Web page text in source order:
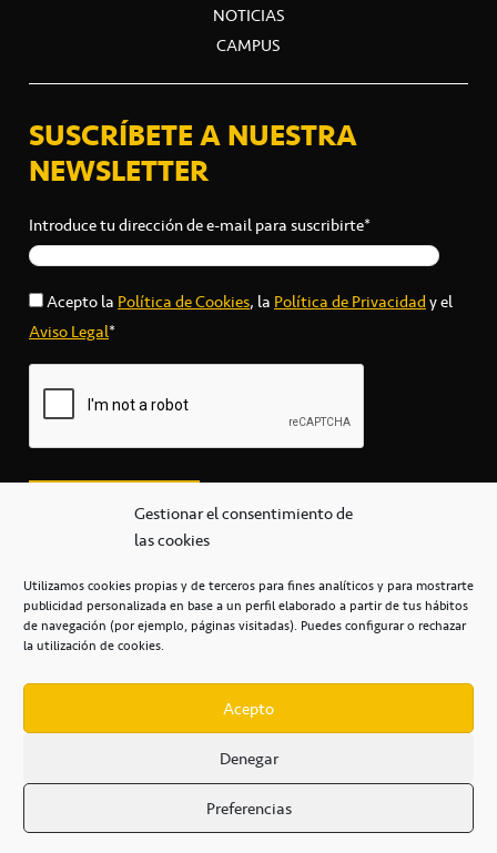
Gestionar el consentimiento de
las cookies
Utilizamos cookies propias y de terceros para fines analíticos y para mostrarte
publicidad personalizada en base a un perfil elaborado a partir de tus hábitos
de navegación (por ejemplo, páginas visitadas). Puedes configurar o rechazar
la utilización de cookies.
Acepto
Denegar
Preferencias
NOTICIAS
CAMPUS
SUSCRÍBETE A NUESTRA
NEWSLETTER
Introduce tu dirección de e-mail para suscribirte*
Acepto laPolítica de Cookies, laPolítica de Privacidady el
Aviso Legal*
secretaria@cbcanarias.es
+34 922 253 684
Casa del Deporte / 38108 – La Laguna
POLÍTICA DE PRIVACIDAD / POLÍTICA DE COOKIES /
AVISO LEGAL / CONDICIONES